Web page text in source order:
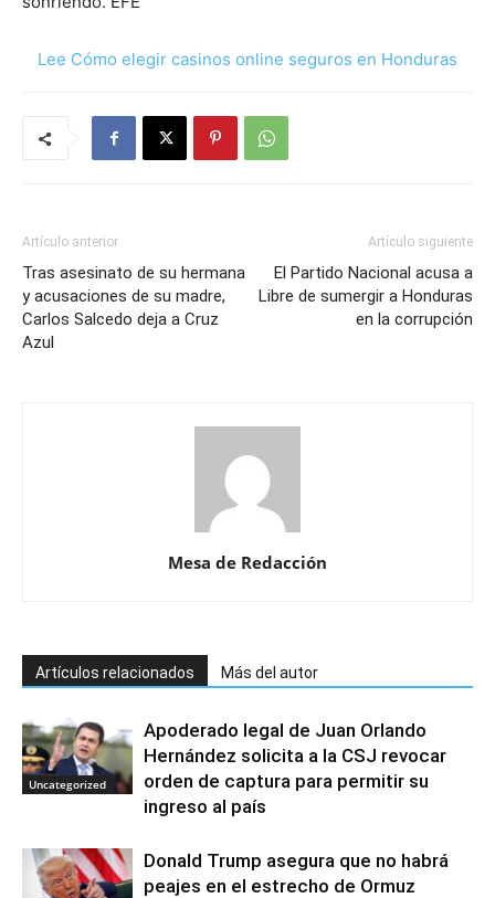
Lee Cómo elegir casinos online seguros en Honduras
Artículo anterior
Tras asesinato de su hermana
y acusaciones de su madre,
Carlos Salcedo deja a Cruz
Azul
Artículo siguiente
El Partido Nacional acusa a
Libre de sumergir a Honduras
en la corrupción
Mesa de Redacción
Artículos relacionados Más del autor
Uncategorized
Apoderado legal de Juan Orlando
Hernández solicita a la CSJ revocar
orden de captura para permitir su
ingreso al país
Donald Trump asegura que no habrá
peajes en el estrecho de Ormuz